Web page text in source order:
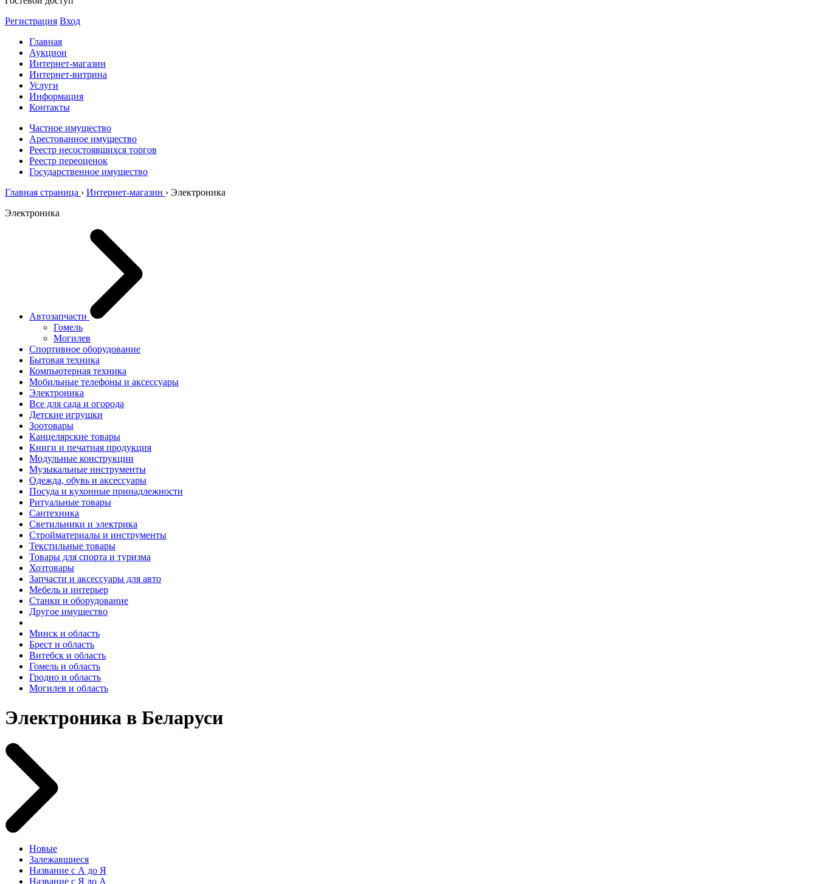
Регистрация Вход
Главная
Аукцион
Интернет-магазин
Интернет-витрина
Услуги
Информация
Контакты
Частное имущество
Арестованное имущество
Реестр несостоявшихся торгов
Реестр переоценок
Государственное имущество
Главная страница › Интернет-магазин › Электроника
Электроника
Автозапчасти
Гомель
Могилев
Спортивное оборудование
Бытовая техника
Компьютерная техника
Мобильные телефоны и аксессуары
Электроника
Все для сада и огорода
Детские игрушки
Зоотовары
Канцелярские товары
Книги и печатная продукция
Модульные конструкции
Музыкальные инструменты
Одежда, обувь и аксессуары
Посуда и кухонные принадлежности
Ритуальные товары
Сантехника
Светильники и электрика
Стройматериалы и инструменты
Текстильные товары
Товары для спорта и туризма
Хозтовары
Запчасти и аксессуары для авто
Мебель и интерьер
Станки и оборудование
Другое имущество
Минск и область
Брест и область
Витебск и область
Гомель и область
Гродно и область
Могилев и область
Электроника в Беларуси
Новые
Залежавшиеся
Название с А до Я
Название с Я до А